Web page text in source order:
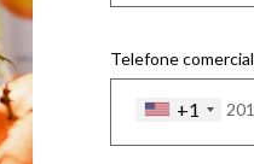
Telefone comercial
+1